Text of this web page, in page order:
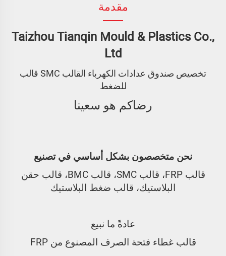
مقدمة
Taizhou Tianqin Mould & Plastics Co.,
Ltd
تخصيص صندوق عدادات الكهرباء القالب SMC قالب
للضغط
رضاكم هو سعينا
نحن متخصصون بشكل أساسي في تصنيع
قالب FRP، قالب SMC، قالب BMC، قالب حقن
البلاستيك، قالب ضغط البلاستيك
عادةً ما نبيع
قالب غطاء فتحة الصرف المصنوع من FRP